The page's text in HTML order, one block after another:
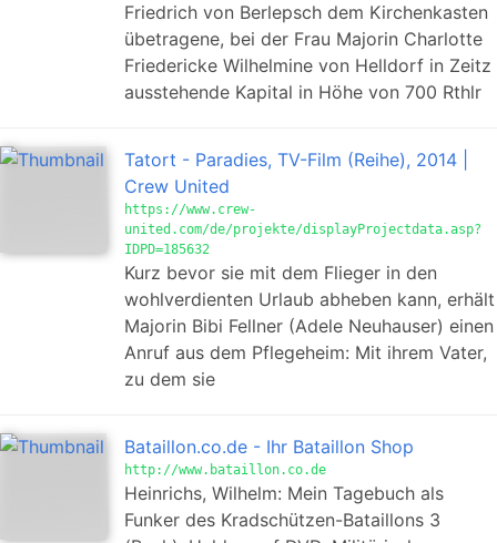
Friedrich von Berlepsch dem Kirchenkasten
übetragene, bei der Frau Majorin Charlotte
Friedericke Wilhelmine von Helldorf in Zeitz
ausstehende Kapital in Höhe von 700 Rthlr
Tatort - Paradies, TV-Film (Reihe), 2014 |
Crew United
https://www.crew-
united.com/de/projekte/displayProjectdata.asp?
IDPD=185632
Kurz bevor sie mit dem Flieger in den
wohlverdienten Urlaub abheben kann, erhält
Majorin Bibi Fellner (Adele Neuhauser) einen
Anruf aus dem Pflegeheim: Mit ihrem Vater,
zu dem sie
Bataillon.co.de - Ihr Bataillon Shop
http://www.bataillon.co.de
Heinrichs, Wilhelm: Mein Tagebuch als
Funker des Kradschützen-Bataillons 3